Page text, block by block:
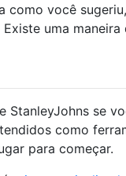
como você
uma
StanleyJohns se
como
para começar.